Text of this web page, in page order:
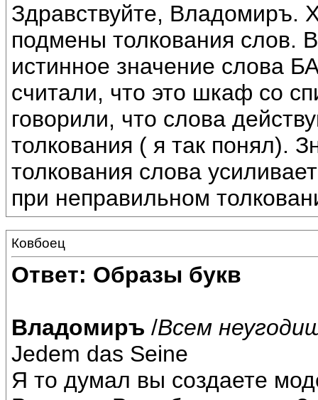
Здравствуйте, Владомиръ.
подмены толкования слов.
истинное значение слова
считали, что это шкаф со
говорили, что слова
толкования ( я так понял).
толкования слова
при неправильном
Ковбоец
Ответ: Образы букв
Владомиръ /Всем
Jedem das Seine
Я то думал вы создаете